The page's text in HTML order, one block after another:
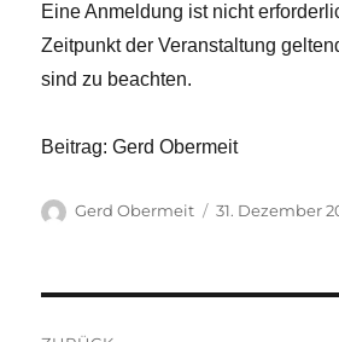
Eine Anmeldung ist nicht
Zeitpunkt der Veranstaltung
sind zu beachten.
Beitrag: Gerd Obermeit
Autor
Gerd Obermeit
Veröffentlicht
31. Dezember